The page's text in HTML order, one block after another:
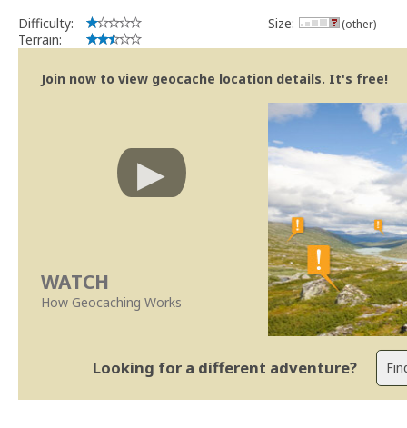
Work with the reviewer, not against him
Difficulty:
Terrain:
Size: (other)
Join now to view geocache location details. It's free!
WATCH
How Geocaching Works
Looking for a different adventure?